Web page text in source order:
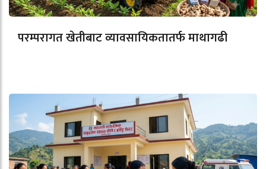
परम्परागत खेतीबाट व्यावसायिकतातर्फ माथागढी